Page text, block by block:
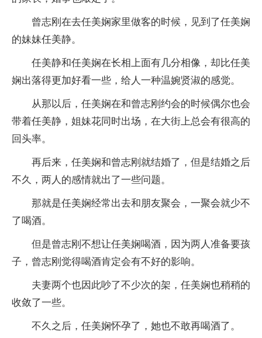
曾志刚在去任美娴家里做客的时候，见到了任美娴
的妹妹任美静。
任美静和任美娴在长相上面有几分相像，却比任美
娴出落得更加好看一些，给人一种温婉贤淑的感觉。
从那以后，任美娴在和曾志刚约会的时候偶尔也会
带着任美静，姐妹花同时出场，在大街上总会有很高的
回头率。
再后来，任美娴和曾志刚就结婚了，但是结婚之后
不久，两人的感情就出了一些问题。
那就是任美娴经常出去和朋友聚会，一聚会就少不
了喝酒。
但是曾志刚不想让任美娴喝酒，因为两人准备要孩
子，曾志刚觉得喝酒肯定会有不好的影响。
夫妻两个也因此吵了不少次的架，任美娴也稍稍的
收敛了一些。
不久之后，任美娴怀孕了，她也不敢再喝酒了。